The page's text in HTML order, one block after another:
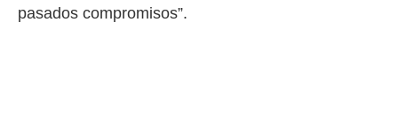
web a
pasados compromisos”.